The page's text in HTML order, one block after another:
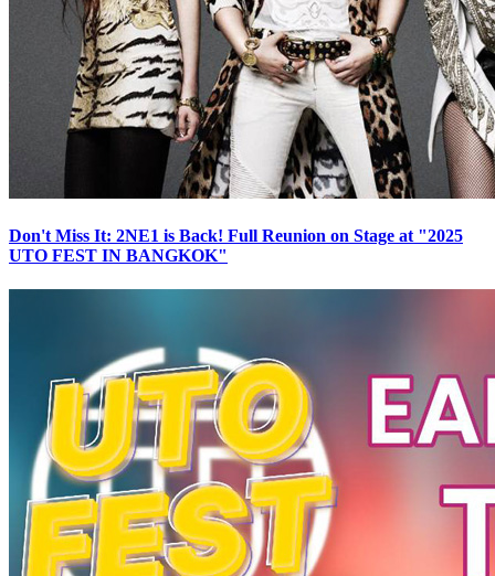
Don't Miss It: 2NE1 is Back! Full Reunion on Stage at "2025
UTO FEST IN BANGKOK"